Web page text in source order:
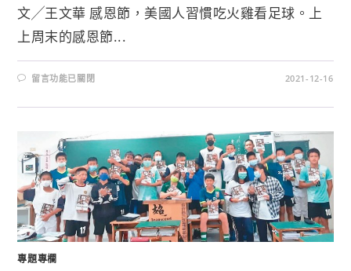
文╱王文華 感恩節，美國人習慣吃火雞看足球。上
上周末的感恩節...
留言功能已關閉 2021-12-16
專題專欄